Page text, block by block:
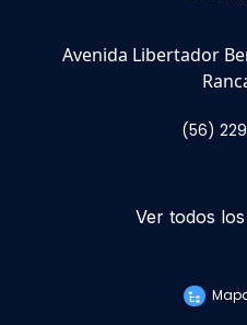
Avenida Libertador
(56)
Ver todos